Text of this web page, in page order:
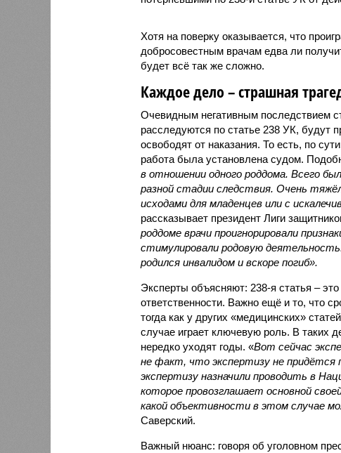
Хотя на поверку оказывается, что
добросовестным врачам едва ли
будет всё так же сложно.
Каждое дело – страшная
Очевидным негативным последствием
расследуются по статье 238 УК, будут
освободят от наказания. То есть, по
работа была установлена судом.
в отношении одного роддома. Всего
разной стадии следствия. Очень
исходами для младенцев или с
рассказывает президент Лиги
роддоме врачи проигнорировали
стимулировали родовую
родился инвалидом и вскоре погиб».
Эксперты объясняют: 238-я статья –
ответственности. Важно ещё и то, что
тогда как у других «медицинских»
случае играет ключевую роль. В таких
нередко уходят годы. «Вот сейчас
не факт, что экспертизу не придётся
экспертизу назначили проводить в
которое провозглашает основной
какой объективности в этом случае
Саверский.
Важный нюанс: говоря об уголовном